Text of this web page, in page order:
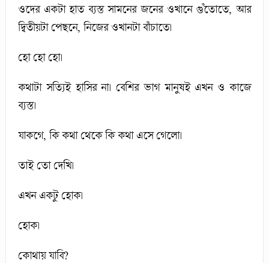
ওদের একটা হাত ব্যস্ত সামনের জনের ওখানে গুঁতোতে, আর
দ্বিতীয়টা পেছনে, নিজের ওখানটা বাঁচাতে।
হো হো হো।
কথাটা সত্যিই হাসির না। বেশির ভাগ মানুষই এখন ও কাজে
ব্যস্ত।
যাকগে, কি কথা থেকে কি কথা এসে গেলো।
তাই তো দেখি।
এখন একটু হোক।
হোক।
কোথায় যাবি?